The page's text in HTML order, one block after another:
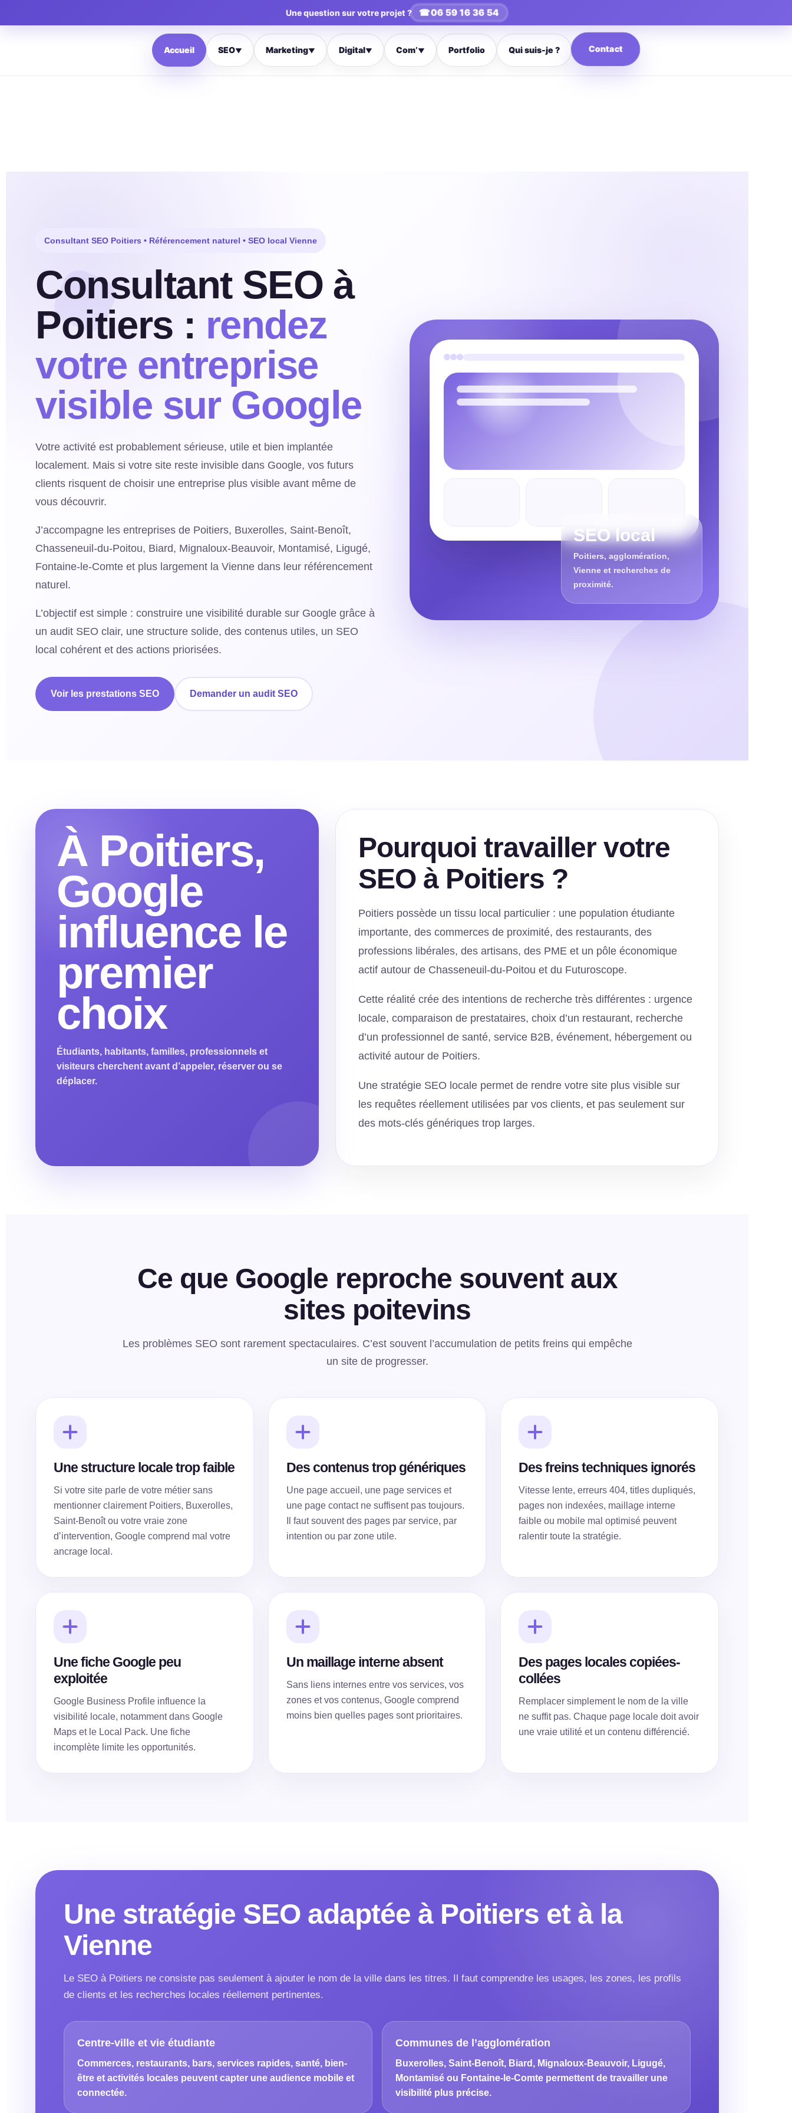
Une question sur votre projet ? ☎06 59 16 36 54
Accueil SEO▼ Marketing▼ Digital▼ Com’▼ Portfolio Qui suis-je ? Contact
Consultant SEO Poitiers • Référencement naturel • SEO local Vienne
Consultant SEO à
Poitiers : rendez
votre entreprise
visible sur Google
Votre activité est probablement sérieuse, utile et bien implantée
localement. Mais si votre site reste invisible dans Google, vos futurs
clients risquent de choisir une entreprise plus visible avant même de
vous découvrir.
J’accompagne les entreprises de Poitiers, Buxerolles, Saint-Benoît,
Chasseneuil-du-Poitou, Biard, Mignaloux-Beauvoir, Montamisé, Ligugé,
Fontaine-le-Comte et plus largement la Vienne dans leur référencement
naturel.
L’objectif est simple : construire une visibilité durable sur Google grâce à
un audit SEO clair, une structure solide, des contenus utiles, un SEO
local cohérent et des actions priorisées.
Voir les prestations SEO Demander un audit SEO
SEO local
Poitiers, agglomération,
Vienne et recherches de
proximité.
À Poitiers,
Google
influence le
premier
choix
Étudiants, habitants, familles, professionnels et
visiteurs cherchent avant d’appeler, réserver ou se
déplacer.
Pourquoi travailler votre
SEO à Poitiers ?
Poitiers possède un tissu local particulier : une population étudiante
importante, des commerces de proximité, des restaurants, des
professions libérales, des artisans, des PME et un pôle économique
actif autour de Chasseneuil-du-Poitou et du Futuroscope.
Cette réalité crée des intentions de recherche très différentes : urgence
locale, comparaison de prestataires, choix d’un restaurant, recherche
d’un professionnel de santé, service B2B, événement, hébergement ou
activité autour de Poitiers.
Une stratégie SEO locale permet de rendre votre site plus visible sur
les requêtes réellement utilisées par vos clients, et pas seulement sur
des mots-clés génériques trop larges.
Ce que Google reproche souvent aux
sites poitevins
Les problèmes SEO sont rarement spectaculaires. C’est souvent l’accumulation de petits freins qui empêche
un site de progresser.
Une structure locale trop faible
Si votre site parle de votre métier sans
mentionner clairement Poitiers, Buxerolles,
Saint-Benoît ou votre vraie zone
d’intervention, Google comprend mal votre
ancrage local.
Des contenus trop génériques
Une page accueil, une page services et
une page contact ne suffisent pas toujours.
Il faut souvent des pages par service, par
intention ou par zone utile.
Des freins techniques ignorés
Vitesse lente, erreurs 404, titles dupliqués,
pages non indexées, maillage interne
faible ou mobile mal optimisé peuvent
ralentir toute la stratégie.
Une fiche Google peu
exploitée
Google Business Profile influence la
visibilité locale, notamment dans Google
Maps et le Local Pack. Une fiche
incomplète limite les opportunités.
Un maillage interne absent
Sans liens internes entre vos services, vos
zones et vos contenus, Google comprend
moins bien quelles pages sont prioritaires.
Des pages locales copiées-
collées
Remplacer simplement le nom de la ville
ne suffit pas. Chaque page locale doit avoir
une vraie utilité et un contenu différencié.
Une stratégie SEO adaptée à Poitiers et à la
Vienne
Le SEO à Poitiers ne consiste pas seulement à ajouter le nom de la ville dans les titres. Il faut comprendre les usages, les zones, les profils
de clients et les recherches locales réellement pertinentes.
Centre-ville et vie étudiante
Commerces, restaurants, bars, services rapides, santé, bien-
être et activités locales peuvent capter une audience mobile et
connectée.
Communes de l’agglomération
Buxerolles, Saint-Benoît, Biard, Mignaloux-Beauvoir, Ligugé,
Montamisé ou Fontaine-le-Comte permettent de travailler une
visibilité plus précise.